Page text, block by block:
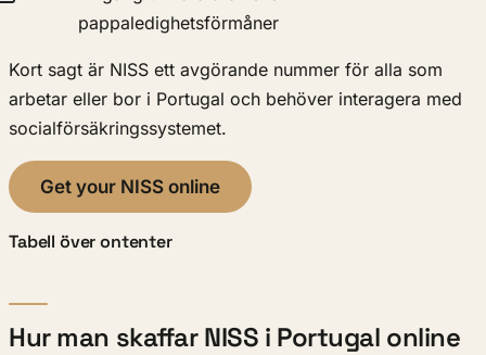
pappaledighetsförmåner
Kort sagt är NISS ett avgörande nummer för alla som
arbetar eller bor i Portugal och behöver interagera med
socialförsäkringssystemet.
Get your NISS online
Tabell över ontenter
Hur man skaffar NISS i Portugal online